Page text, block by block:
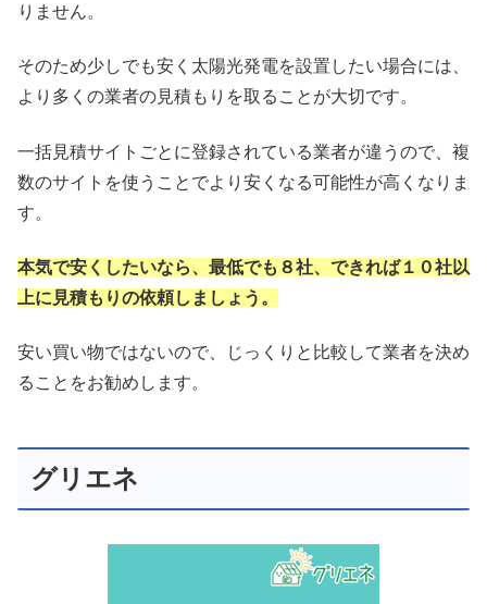
りません。
そのため少しでも安く太陽光発電を設置したい場合には、
より多くの業者の見積もりを取ることが大切です。
一括見積サイトごとに登録されている業者が違うので、複
数のサイトを使うことでより安くなる可能性が高くなりま
す。
本気で安くしたいなら、最低でも８社、できれば１０社以
上に見積もりの依頼しましょう。
安い買い物ではないので、じっくりと比較して業者を決め
ることをお勧めします。
グリエネ